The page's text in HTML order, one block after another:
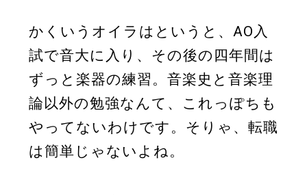
かくいうオイラはというと、AO入
試で音大に入り、その後の四年間は
ずっと楽器の練習。音楽史と音楽理
論以外の勉強なんて、これっぽちも
やってないわけです。そりゃ、転職
は簡単じゃないよね。